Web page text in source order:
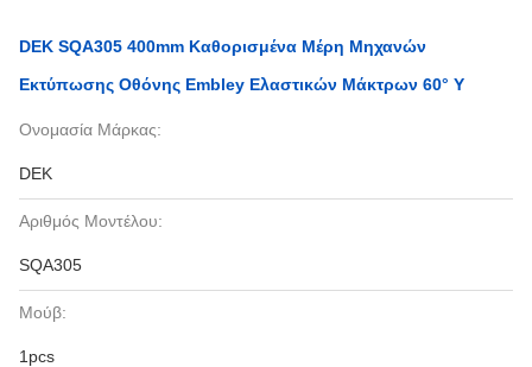
DEK SQA305 400mm Καθορισμένα Μέρη Μηχανών
Εκτύπωσης Οθόνης Embley Ελαστικών Μάκτρων 60° Y
Ονομασία Μάρκας:
DEK
Αριθμός Μοντέλου:
SQA305
Μούβ:
1pcs